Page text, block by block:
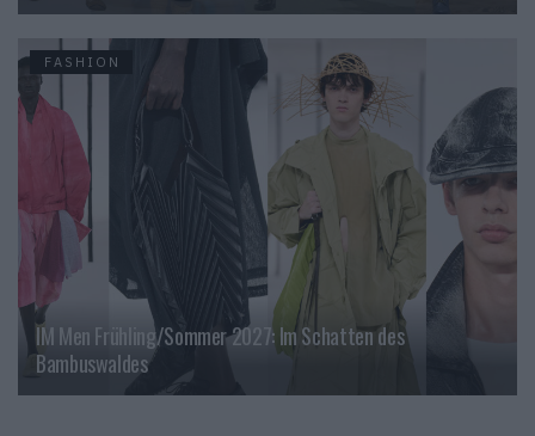
FASHION
IM Men Frühling/Sommer 2027: Im Schatten des
Bambuswaldes